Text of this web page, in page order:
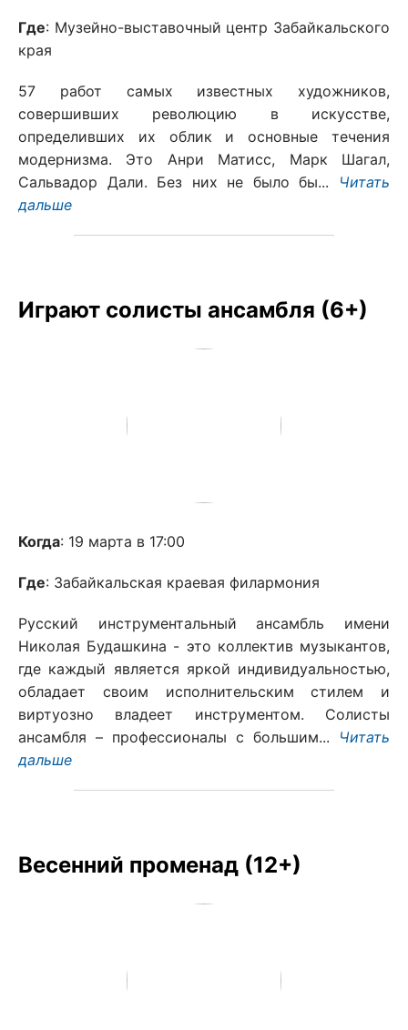
Где: Музейно-выставочный центр Забайкальского
края
57 работ самых известных художников,
совершивших революцию в искусстве,
определивших их облик и основные течения
модернизма. Это Анри Матисс, Марк Шагал,
Сальвадор Дали. Без них не было бы... Читать
дальше
Играют солисты ансамбля (6+)
Когда: 19 марта в 17:00
Где: Забайкальская краевая филармония
Русский инструментальный ансамбль имени
Николая Будашкина - это коллектив музыкантов,
где каждый является яркой индивидуальностью,
обладает своим исполнительским стилем и
виртуозно владеет инструментом. Солисты
ансамбля – профессионалы с большим... Читать
дальше
Весенний променад (12+)